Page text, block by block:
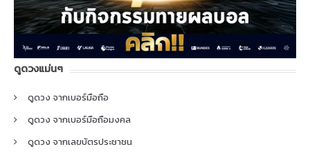
ดูดวงแม่นๆ
ดูดวง จากเบอร์มือถือ
ดูดวง จากเบอร์มือถือมงคล
ดูดวง จากเลขบัตรประชาชน